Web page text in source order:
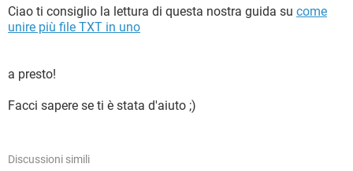
Ciao ti consiglio la lettura di questa nostra guida su come
unire più file TXT in uno
a presto!
Facci sapere se ti è stata d'aiuto ;)
Discussioni simili